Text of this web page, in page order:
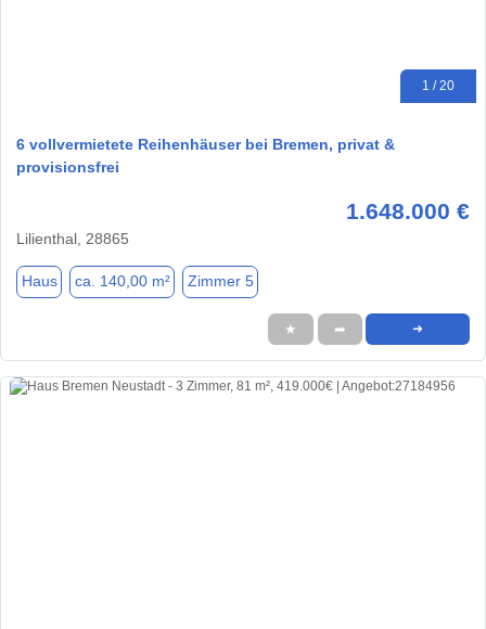
1 / 20
6 vollvermietete Reihenhäuser bei Bremen, privat &
provisionsfrei
1.648.000 €
Lilienthal, 28865
Haus ca. 140,00 m² Zimmer 5
★ ➦ ➜